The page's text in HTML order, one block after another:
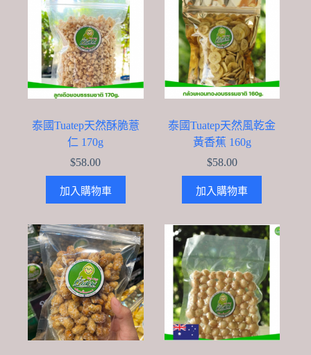
泰國Tuatep天然酥脆薏
仁 170g
$58.00
加入購物車
泰國Tuatep天然風乾金
黃香蕉 160g
$58.00
加入購物車